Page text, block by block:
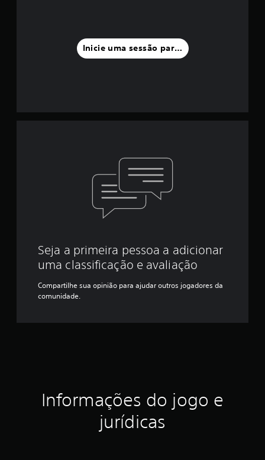
Inicie uma sessão para classificar
Seja a primeira pessoa a adicionar
uma classificação e avaliação
Compartilhe sua opinião para ajudar outros jogadores da
comunidade.
Informações do jogo e
jurídicas